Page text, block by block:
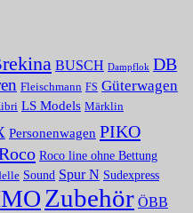
BUSCH Dampflok DB
Fleischmann FS Güterwagen
LS Models Märklin
Personenwagen PIKO
Roco line ohne Bettung
Sound Spur N Sudexpress
Zubehör ÖBB